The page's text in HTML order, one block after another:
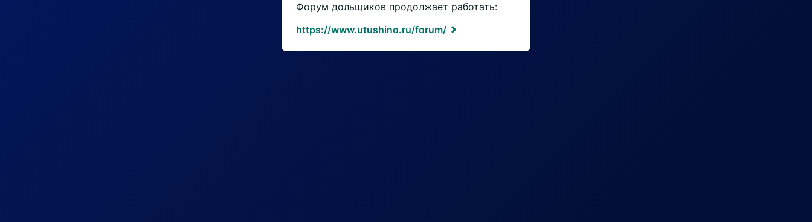
Форум дольщиков продолжает работать:
https://www.utushino.ru/forum/